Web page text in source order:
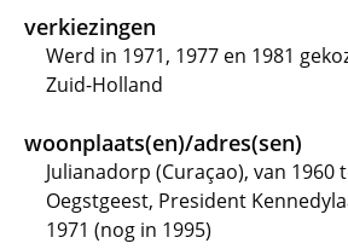
verkiezingen
Werd in 1971, 1977 en 1981
Zuid-Holland
woonplaats(en)/adres(sen)
Julianadorp (Curaçao), van 1960
Oegstgeest, President
1971 (nog in 1995)